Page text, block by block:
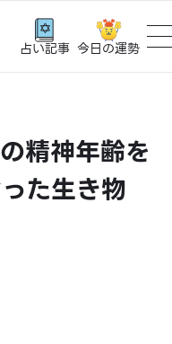
占い記事 今日の運勢
精神年齢を
た生き物